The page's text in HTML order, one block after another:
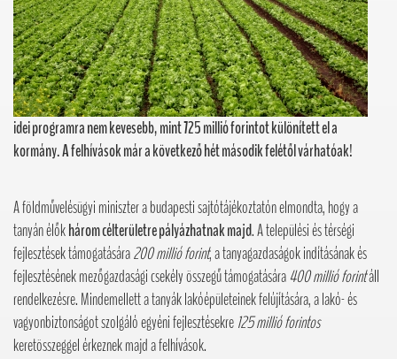
idei programra nem kevesebb, mint 725 millió forintot különített el a
kormány. A felhívások már a következő hét második felétől várhatóak!
A földművelésügyi miniszter a budapesti sajtótájékoztatón elmondta, hogy a
tanyán élőkhárom célterületre pályázhatnak majd. A települési és térségi
fejlesztések támogatására200 millió forint, a tanyagazdaságok indításának és
fejlesztésének mezőgazdasági csekély összegű támogatására400 millió forintáll
rendelkezésre. Mindemellett a tanyák lakóépületeinek felújítására, a lakó- és
vagyonbiztonságot szolgáló egyéni fejlesztésekre125 millió forintos
keretösszeggel érkeznek majd a felhívások.